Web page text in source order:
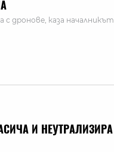
с дронове, каза началникът
И НЕУТРАЛИЗИРА